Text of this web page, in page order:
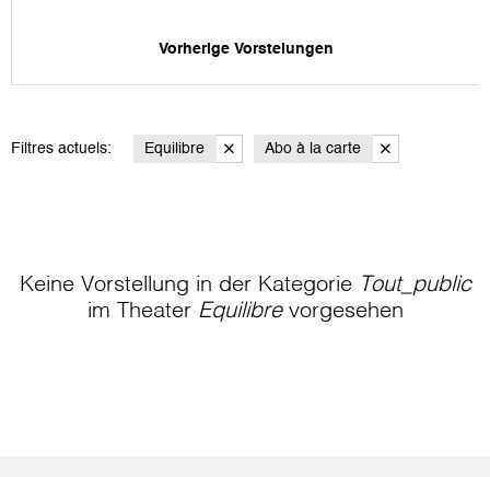
Vorherige Vorstelungen
Filtres actuels: Equilibre Abo à la carte
Keine Vorstellung in der Kategorie Tout_public
im Theater Equilibrevorgesehen